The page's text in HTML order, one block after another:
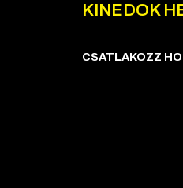
KINEDOK
CSATLAKOZZ